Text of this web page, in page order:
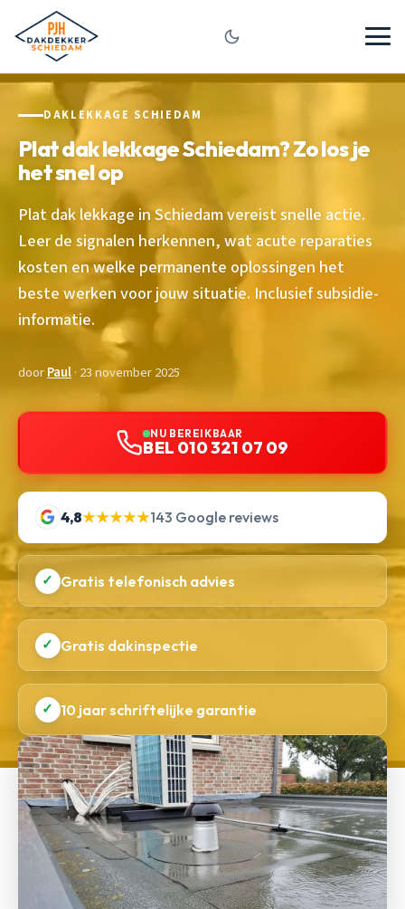
DAKLEKKAGE SCHIEDAM
Plat dak lekkage Schiedam? Zo los je
het snel op
Plat dak lekkage in Schiedam vereist snelle actie.
Leer de signalen herkennen, wat acute reparaties
kosten en welke permanente oplossingen het
beste werken voor jouw situatie. Inclusief subsidie-
informatie.
doorPaul· 23 november 2025
NU BEREIKBAAR
BEL 010 321 07 09
4,8★★★★★143 Google reviews
✓ Gratis telefonisch advies
✓ Gratis dakinspectie
✓ 10 jaar schriftelijke garantie